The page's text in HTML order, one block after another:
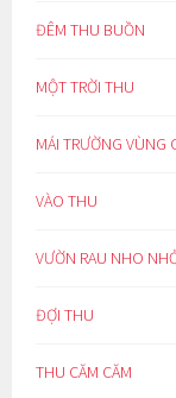
ĐÊM THU BUỒN
MỘT TRỜI THU
MÁI TRƯỜNG VÙNG
VÀO THU
VƯỜN RAU NHO
ĐỢI THU
THU CĂM CĂM